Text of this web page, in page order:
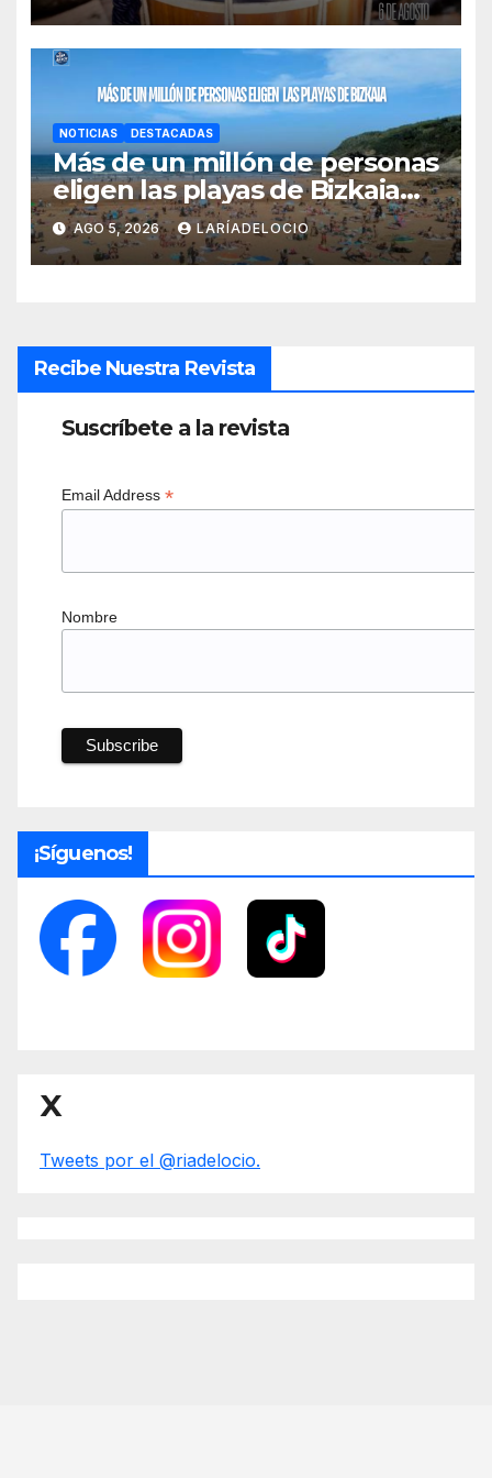
NOTICIAS DESTACADAS
Más de un millón de personas
eligen las playas de Bizkaia
en la primera mitad de la
temporada
AGO 5, 2026 LARÍADELOCIO
Recibe Nuestra Revista
Suscríbete a la revista
Email Address *
Nombre
¡Síguenos!
X
Tweets por el @riadelocio.